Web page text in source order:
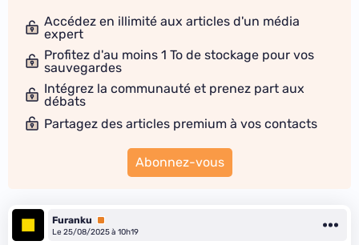
Accédez en illimité aux articles d'un média
expert
Profitez d'au moins 1 To de stockage pour vos
sauvegardes
Intégrez la communauté et prenez part aux
débats
Partagez des articles premium à vos contacts
Abonnez-vous
Furanku
Premium
Le 25/08/2025 à 10h19